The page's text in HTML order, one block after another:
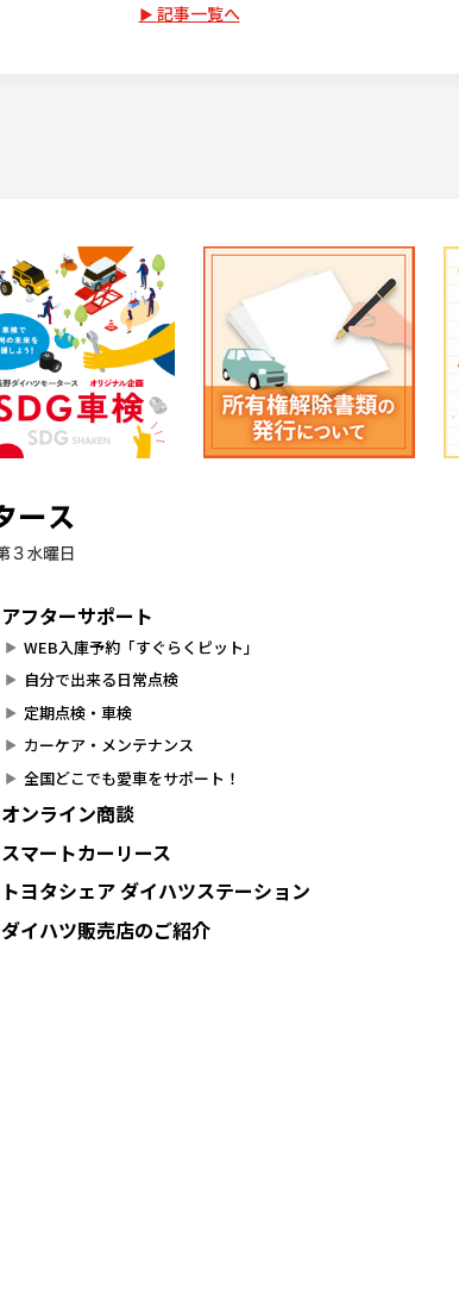
記事一覧へ
アフターサポート
WEB入庫予約「すぐらくピット」
自分で出来る日常点検
定期点検・車検
カーケア・メンテナンス
全国どこでも愛車をサポート！
オンライン商談
スマートカーリース
トヨタシェア ダイハツステーション
ダイハツ販売店のご紹介